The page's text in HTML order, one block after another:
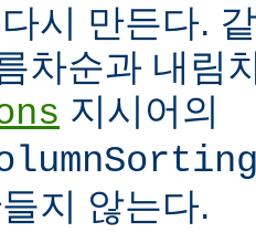
시 만든다.
차순과 내림
지시어의
지 않는다.